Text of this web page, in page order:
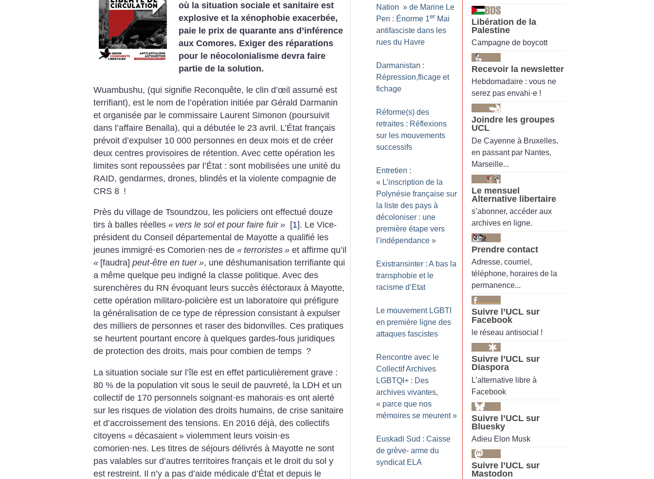
où la situation sociale et sanitaire est
explosive et la xénophobie exacerbée,
paie le prix de quarante ans d’inférence
aux Comores. Exiger des réparations
pour le néocolonialisme devra faire
partie de la solution.
Wuambushu, (qui signifie Reconquête, le clin d’œil assumé est
terrifiant), est le nom de l’opération initiée par Gérald Darmanin
et organisée par le commissaire Laurent Simonon (poursuivit
dans l’affaire Benalla), qui a débutée le 23 avril. L’État français
prévoit d’expulser 10 000 personnes en deux mois et de créer
deux centres provisoires de rétention. Avec cette opération les
limites sont repoussées par l’État : sont mobilisées une unité du
RAID, gendarmes, drones, blindés et la violente compagnie de
CRS 8 !
Près du village de Tsoundzou, les policiers ont effectué douze
tirs à balles réelles « vers le sol et pour faire fuir » [1]. Le Vice-
président du Conseil départemental de Mayotte a qualifié les
jeunes immigré·es Comorien·nes de « terroristes » et affirme qu’il
« [faudra] peut-être en tuer », une déshumanisation terrifiante qui
a même quelque peu indigné la classe politique. Avec des
surenchères du RN évoquant leurs succès éléctoraux à Mayotte,
cette opération militaro-policière est un laboratoire qui préfigure
la généralisation de ce type de répression consistant à expulser
des milliers de personnes et raser des bidonvilles. Ces pratiques
se heurtent pourtant encore à quelques gardes-fous juridiques
de protection des droits, mais pour combien de temps ?
La situation sociale sur l’île est en effet particulièrement grave :
80 % de la population vit sous le seuil de pauvreté, la LDH et un
collectif de 170 personnels soignant·es mahorais·es ont alerté
sur les risques de violation des droits humains, de crise sanitaire
et d’accroissement des tensions. En 2016 déjà, des collectifs
citoyens « décasaient » violemment leurs voisin·es
comorien·nes. Les titres de séjours délivrés à Mayotte ne sont
pas valables sur d’autres territoires français et le droit du sol y
est restreint. Il n’y a pas d’aide médicale d’État et depuis le
Nation » de Marine Le
Pen : Énorme 1er Mai
antifasciste dans les
rues du Havre
Darmanistan :
Répression,flicage et
fichage
Réforme(s) des
retraites : Réflexions
sur les mouvements
successifs
Entretien :
« L’inscription de la
Polynésie française sur
la liste des pays à
décoloniser : une
première étape vers
l’indépendance »
Existransinter : A bas la
transphobie et le
racisme d’Etat
Le mouvement LGBTI
en première ligne des
attaques fascistes
Rencontre avec le
Collectif Archives
LGBTQI+ : Des
archives vivantes,
« parce que nos
mémoires se meurent »
Euskadi Sud : Caisse
de grève- arme du
syndicat ELA
Libération de la
Palestine
Campagne de boycott
Recevoir la newsletter
Hebdomadaire : vous ne
serez pas envahi·e !
Joindre les groupes
UCL
De Cayenne à Bruxelles,
en passant par Nantes,
Marseille...
Le mensuel
Alternative libertaire
s’abonner, accéder aux
archives en ligne.
Prendre contact
Adresse, courriel,
téléphone, horaires de la
permanence...
Suivre l’UCL sur
Facebook
le réseau antisocial !
Suivre l’UCL sur
Diaspora
L’alternative libre à
Facebook
Suivre l’UCL sur
Bluesky
Adieu Elon Musk
Suivre l’UCL sur
Mastodon